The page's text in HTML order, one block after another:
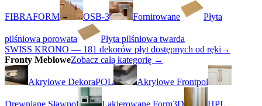
FIBRAFORM OSB-3 Fornirowane Płyta
pilśniowa porowata
Płyta pilśniowa twarda
SWISS KRONO — 181 dekorów płyt dostępnych od ręki →
Fronty MebloweZobacz całą kategorię →
Akrylowe DekoraPOL Akrylowe Frontpol
Drewniane Sławpol Lakierowane Form3D
HPL